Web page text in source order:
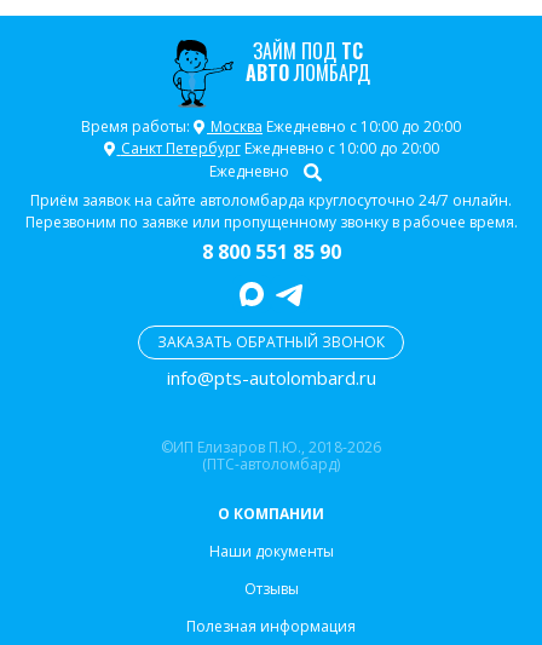
ЗАЙМ ПОД ТС
АВТОЛОМБАРД
Время работы: Москва Ежедневно с 10:00 до 20:00
Санкт ПетербургЕжедневно с 10:00 до 20:00
Ежедневно
Приём заявок на сайте автоломбарда круглосуточно 24/7 онлайн.
Перезвоним по заявке или пропущенному звонку в рабочее время.
8 800 551 85 90
ЗАКАЗАТЬ ОБРАТНЫЙ ЗВОНОК
info@pts-autolombard.ru
©ИП Елизаров П.Ю., 2018-2026
(ПТС-автоломбард)
О КОМПАНИИ
Наши документы
Отзывы
Полезная информация